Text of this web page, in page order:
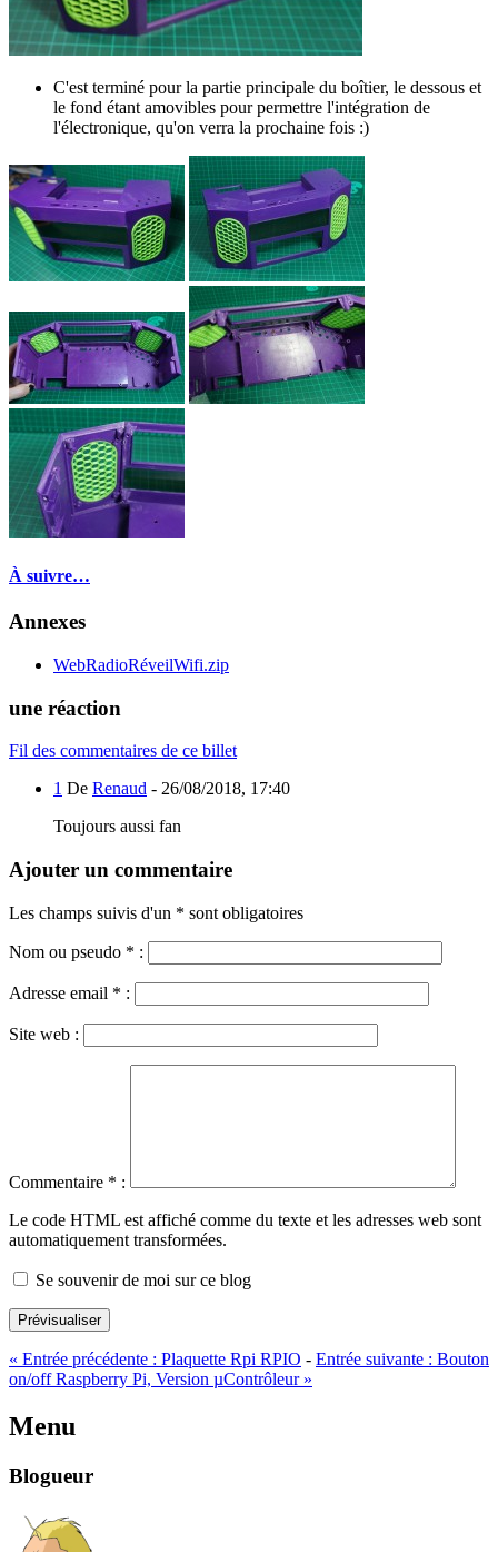
C'est terminé pour la partie principale du boîtier, le dessous et
le fond étant amovibles pour permettre l'intégration de
l'électronique, qu'on verra la prochaine fois :)
À suivre…
Annexes
WebRadioRéveilWifi.zip
une réaction
Fil des commentaires de ce billet
1 De Renaud - 26/08/2018, 17:40
Toujours aussi fan
Ajouter un commentaire
Les champs suivis d'un * sont obligatoires
Nom ou pseudo * :
Adresse email * :
Site web :
Commentaire * :
Le code HTML est affiché comme du texte et les adresses web sont
automatiquement transformées.
Se souvenir de moi sur ce blog
Prévisualiser
« Entrée précédente : Plaquette Rpi RPIO - Entrée suivante : Bouton
on/off Raspberry Pi, Version µContrôleur»
Menu
Blogueur